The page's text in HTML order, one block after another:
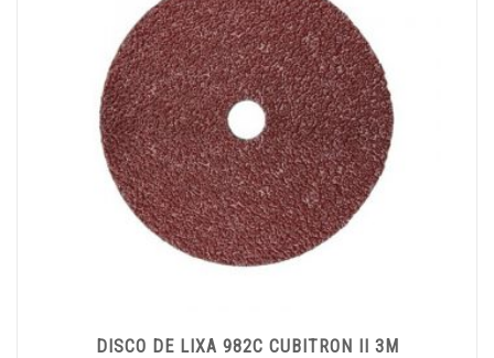
DISCO DE LIXA 982C CUBITRON II 3M